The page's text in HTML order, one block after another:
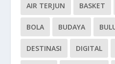
AIR TERJUN BASKET
BOLA BUDAYA
DESTINASI DIGITAL